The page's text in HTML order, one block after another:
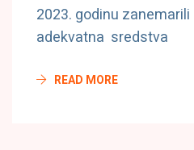
2023. godinu
adekvatna sredstva
READ MORE